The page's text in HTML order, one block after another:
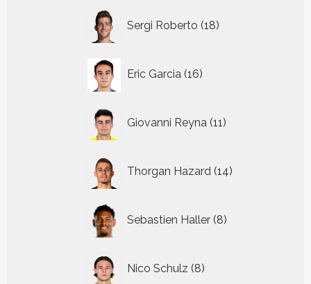
Sergi Roberto 18
producten
Eric Garcia 16
producten
Giovanni Reyna 11
producten
Thorgan Hazard 14
producten
Sebastien Haller 8
producten
Nico Schulz 8
producten